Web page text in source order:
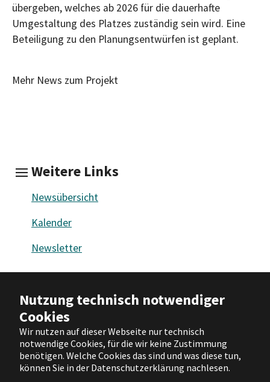
Nutzung technisch notwendiger
Cookies
Wir nutzen auf dieser Webseite nur technisch
notwendige Cookies, für die wir keine Zustimmung
benötigen. Welche Cookies das sind und was diese tun,
können Sie in der Datenschutzerklärung nachlesen.
übergeben, welches ab 2026 für die dauerhafte
Umgestaltung des Platzes zuständig sein wird. Eine
Beteiligung zu den Planungsentwürfen ist geplant.
Mehr News zum Projekt
Weitere Links
Newsübersicht
Kalender
Newsletter
Datenschutz
|
Nutzungsbedingungen
Facebook
X Instagram
YouTube